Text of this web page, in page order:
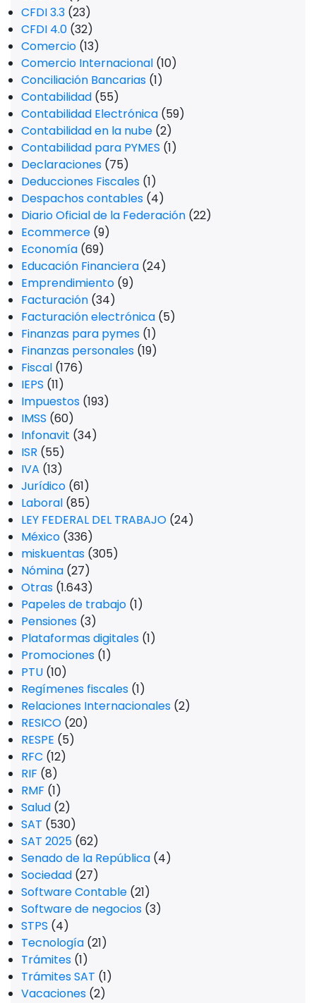
CFDI 3.3 (23)
CFDI 4.0 (32)
Comercio (13)
Comercio Internacional (10)
Conciliación Bancarias (1)
Contabilidad (55)
Contabilidad Electrónica (59)
Contabilidad en la nube (2)
Contabilidad para PYMES (1)
Declaraciones (75)
Deducciones Fiscales (1)
Despachos contables (4)
Diario Oficial de la Federación (22)
Ecommerce (9)
Economía (69)
Educación Financiera (24)
Emprendimiento (9)
Facturación (34)
Facturación electrónica (5)
Finanzas para pymes (1)
Finanzas personales (19)
Fiscal (176)
IEPS (11)
Impuestos (193)
IMSS (60)
Infonavit (34)
ISR (55)
IVA (13)
Jurídico (61)
Laboral (85)
LEY FEDERAL DEL TRABAJO (24)
México (336)
miskuentas (305)
Nómina (27)
Otras (1.643)
Papeles de trabajo (1)
Pensiones (3)
Plataformas digitales (1)
Promociones (1)
PTU (10)
Regímenes fiscales (1)
Relaciones Internacionales (2)
RESICO (20)
RESPE (5)
RFC (12)
RIF (8)
RMF (1)
Salud (2)
SAT (530)
SAT 2025 (62)
Senado de la República (4)
Sociedad (27)
Software Contable (21)
Software de negocios (3)
STPS (4)
Tecnología (21)
Trámites (1)
Trámites SAT (1)
Vacaciones (2)